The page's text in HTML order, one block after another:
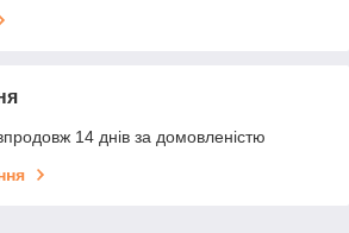
14 днів за домовленістю